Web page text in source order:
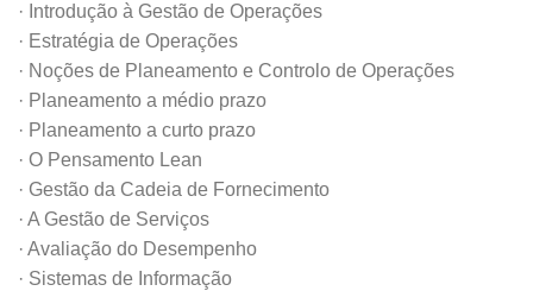
· Introdução à Gestão de Operações
· Estratégia de Operações
· Noções de Planeamento e Controlo de Operações
· Planeamento a médio prazo
· Planeamento a curto prazo
· O Pensamento Lean
· Gestão da Cadeia de Fornecimento
· A Gestão de Serviços
· Avaliação do Desempenho
· Sistemas de Informação